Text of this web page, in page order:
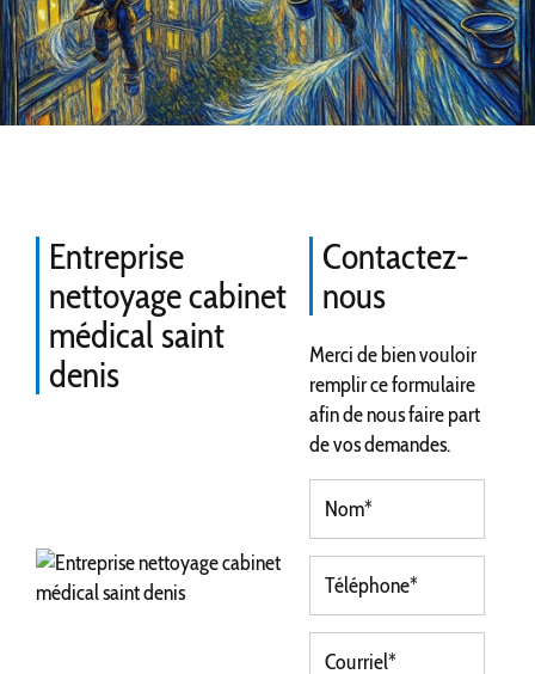
Entreprise
nettoyage cabinet
médical saint
denis
Contactez-
nous
Merci de bien vouloir
remplir ce formulaire
afin de nous faire part
de vos demandes.